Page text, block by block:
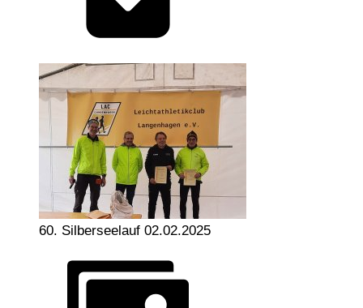
60. Silberseelauf 02.02.2025